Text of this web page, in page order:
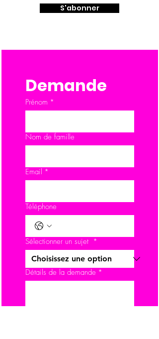
S'abonner
Demande
Prénom *
Nom de famille
Email *
Téléphone
Sélectionner un sujet *
Détails de la demande *